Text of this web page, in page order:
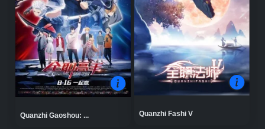
Quanzhi Gaoshou: ... Quanzhi Fashi V